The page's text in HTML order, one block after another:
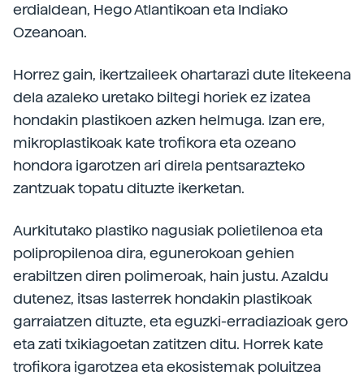
erdialdean, Hego Atlantikoan eta Indiako
Ozeanoan.
Horrez gain, ikertzaileek ohartarazi dute litekeena
dela azaleko uretako biltegi horiek ez izatea
hondakin plastikoen azken helmuga. Izan ere,
mikroplastikoak kate trofikora eta ozeano
hondora igarotzen ari direla pentsarazteko
zantzuak topatu dituzte ikerketan.
Aurkitutako plastiko nagusiak polietilenoa eta
polipropilenoa dira, egunerokoan gehien
erabiltzen diren polimeroak, hain justu. Azaldu
dutenez, itsas lasterrek hondakin plastikoak
garraiatzen dituzte, eta eguzki-erradiazioak gero
eta zati txikiagoetan zatitzen ditu. Horrek kate
trofikora igarotzea eta ekosistemak poluitzea